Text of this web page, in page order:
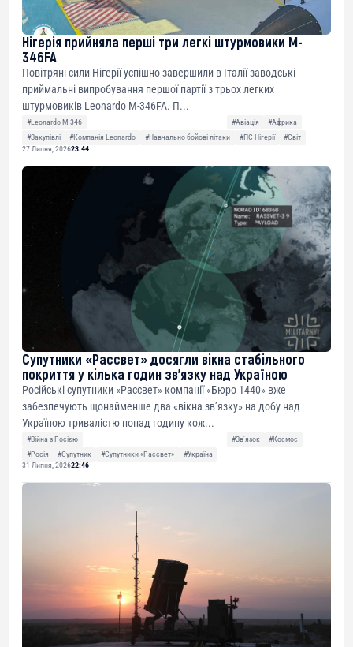
Нігерія прийняла перші три легкі штурмовики M-
346FA
Повітряні сили Нігерії успішно завершили в Італії заводські
приймальні випробування першої партії з трьох легких
штурмовиків Leonardo M-346FA. П...
#Leonardo M-346 #Авіація
#Африка
#Закупівлі
#Компанія Leonardo #Навчально-бойові літаки #ПС Нігерії
#Світ
27 Липня, 202623:44
Супутники «Рассвет» досягли вікна стабільного
покриття у кілька годин зв’язку над Україною
Російські супутники «Рассвет» компанії «Бюро 1440» вже
забезпечують щонайменше два «вікна зв’язку» на добу над
Україною тривалістю понад годину кож...
#Війна з Росією #Звʼязок
#Космос
#Росія
#Супутник #Супутники «Рассвет»
#Україна
31 Липня, 202622:46